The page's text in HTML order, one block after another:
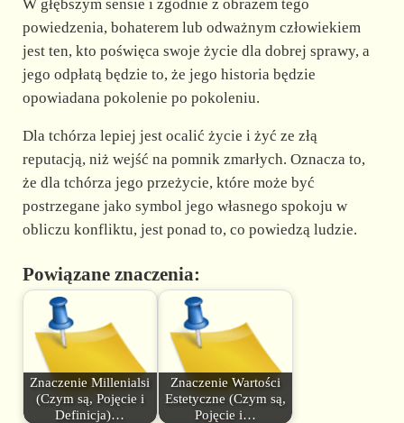
W głębszym sensie i zgodnie z obrazem tego
powiedzenia, bohaterem lub odważnym człowiekiem
jest ten, kto poświęca swoje życie dla dobrej sprawy, a
jego odpłatą będzie to, że jego historia będzie
opowiadana pokolenie po pokoleniu.
Dla tchórza lepiej jest ocalić życie i żyć ze złą
reputacją, niż wejść na pomnik zmarłych. Oznacza to,
że dla tchórza jego przeżycie, które może być
postrzegane jako symbol jego własnego spokoju w
obliczu konfliktu, jest ponad to, co powiedzą ludzie.
Powiązane znaczenia:
Znaczenie Millenialsi
(Czym są, Pojęcie i
Definicja)…
Znaczenie Wartości
Estetyczne (Czym są,
Pojęcie i…